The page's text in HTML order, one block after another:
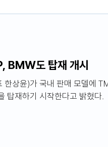
BMW도 탑재 개시
상윤)가 국내 판매 모델에
탑재하기 시작한다고 밝혔다.